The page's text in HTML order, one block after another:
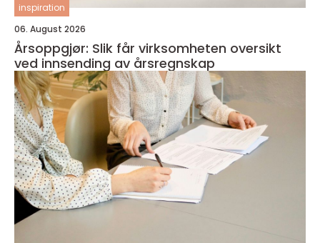
inspiration
06. August 2026
Årsoppgjør: Slik får virksomheten oversikt
ved innsending av årsregnskap